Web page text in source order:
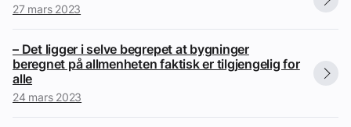
27 mars 2023
– Det ligger i selve begrepet at bygninger
beregnet på allmenheten faktisk er tilgjengelig for
alle
24 mars 2023